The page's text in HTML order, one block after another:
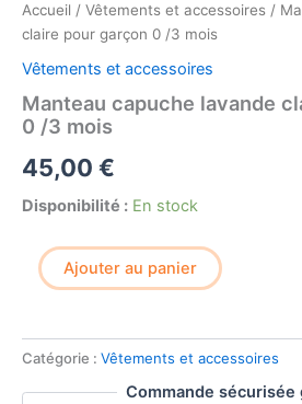
Accueil / Vêtements et accessoires /
claire pour garçon 0 /3 mois
Vêtements et accessoires
Manteau capuche lavande
0 /3 mois
45,00 €
Disponibilité : En stock
quantité
de
lavande
claire
Ajouter au panier
Catégorie : Vêtements et accessoires
Commande sécurisée